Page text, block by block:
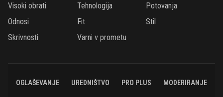
Visoki obrati
Tehnologija
Potovanja
Odnosi
Fit
Stil
Skrivnosti
Varni v prometu
OGLAŠEVANJE UREDNIŠTVO PRO PLUS MODERIRANJE